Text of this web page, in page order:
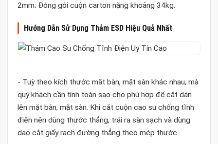
2mm; Đóng gói cuộn carton nặng khoảng 34kg.
Hướng Dẫn Sử Dụng Thảm ESD Hiệu Quả Nhất
- Tuỳ theo kích thước mặt bàn, mặt sàn khác nhau, mà
quý khách cần tính toán sao cho phù hợp để cắt dán
lên mặt bàn, mặt sàn. Khi cắt cuộn cao su chống tĩnh
điện nên dùng thước thẳng, trải ra sàn sạch và dùng
dao cắt giấy rạch đường thẳng theo mép thước.